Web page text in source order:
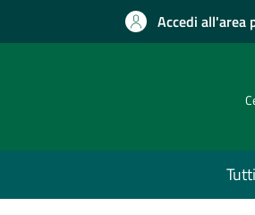
Accedi all'area